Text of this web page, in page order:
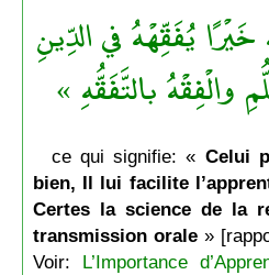
يُفَقِّهْهُ في الدِّينِ
والْفِقْهُ بالتَّفَقُّهِ »
ce qui signifie: « Celui
bien, Il lui facilite
Certes la science de la
transmission orale»
Voir: L’Importance